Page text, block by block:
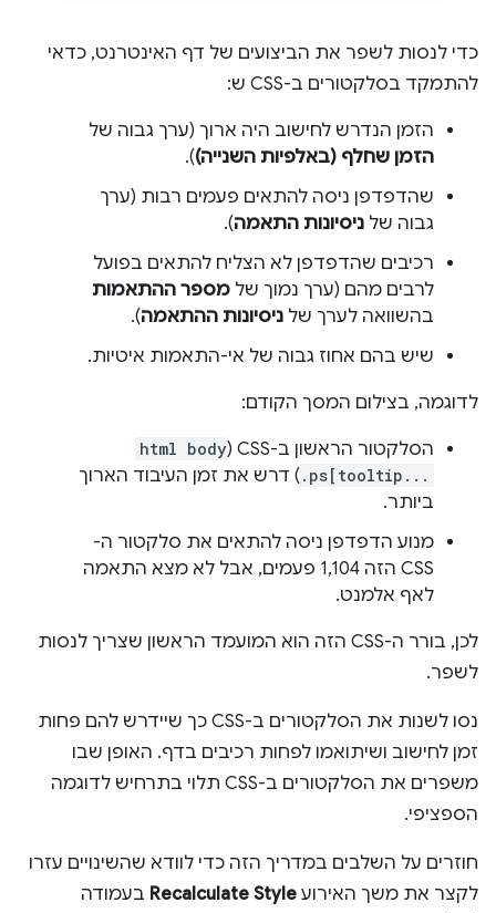
כדי לנסות לשפר את הביצועים של דף האינטרנט, כדאי
להתמקד בסלקטורים ב-CSS ש:
הזמן הנדרש לחישוב היה ארוך (ערך גבוה של
הזמן שחלף (באלפיות השנייה)).
שהדפדפן ניסה להתאים פעמים רבות (ערך
גבוה של ניסיונות התאמה).
רכיבים שהדפדפן לא הצליח להתאים בפועל
לרבים מהם (ערך נמוך של מספר ההתאמות
בהשוואה לערך של ניסיונות ההתאמה).
שיש בהם אחוז גבוה של אי-התאמות איטיות.
לדוגמה, בצילום המסך הקודם:
הסלקטור הראשון ב-CSS (
html body
.ps[tooltip... ) דרש את זמן העיבוד הארוך
ביותר.
מנוע הדפדפן ניסה להתאים את סלקטור ה-
CSS הזה 1,104 פעמים, אבל לא מצא התאמה
לאף אלמנט.
לכן, בורר ה-CSS הזה הוא המועמד הראשון שצריך לנסות
לשפר.
נסו לשנות את הסלקטורים ב-CSS כך שיידרש להם פחות
זמן לחישוב ושיתואמו לפחות רכיבים בדף. האופן שבו
משפרים את הסלקטורים ב-CSS תלוי בתרחיש לדוגמה
הספציפי.
חוזרים על השלבים במדריך הזה כדי לוודא שהשינויים עזרו
לקצר את משך האירוע Recalculate Style בעמודה